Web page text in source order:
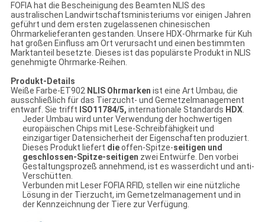
FOFIA hat die Bescheinigung des Beamten NLIS des
australischen Landwirtschaftsministeriums vor einigen Jahren
geführt und dem ersten zugelassenen chinesischen
Ohrmarkelieferanten gestanden. Unsere HDX-Ohrmarke für Kuh
hat großen Einfluss am Ort verursacht und einen bestimmten
Marktanteil besetzte. Dieses ist das populärste Produkt in NLIS
genehmigte Ohrmarke-Reihen.
Produkt-Details
Weiße Farbe-ET902 NLIS Ohrmarken ist eine Art Umbau, die
ausschließlich für das Tierzucht- und Gemetzelmanagement
entwarf. Sie trifft ISO11784/5, internationale Standards HDX.
Jeder Umbau wird unter Verwendung der hochwertigen
europäischen Chips mit Lese-Schreibfähigkeit und
einzigartiger Datensicherheit der Eigenschaften produziert.
Dieses Produkt liefert dieoffen-Spitze-seitigen und
geschlossen-Spitze-seitigen zwei Entwürfe. Den vorbei
Gestaltungsprozeß annehmend, ist es wasserdicht und anti-
Verschütten.
Verbunden mit Leser FOFIA RFID, stellen wir eine nützliche
Lösung in der Tierzucht, im Gemetzelmanagement und in
der Kennzeichnung der Tiere zur Verfügung.